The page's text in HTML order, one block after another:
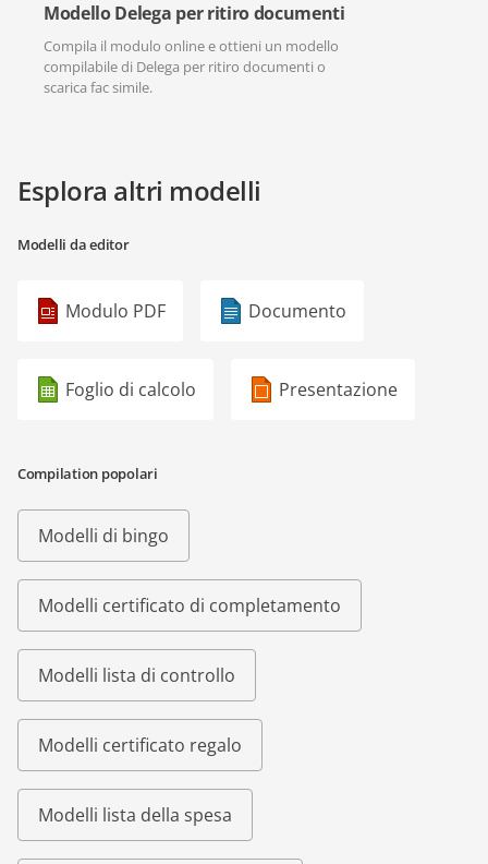
Modello Delega per ritiro documenti
Compila il modulo online e ottieni un modello
compilabile di Delega per ritiro documenti o
scarica fac simile.
Esplora altri modelli
Modelli da editor
Modulo PDF Documento
Foglio di calcolo Presentazione
Compilation popolari
Modelli di bingo
Modelli certificato di completamento
Modelli lista di controllo
Modelli certificato regalo
Modelli lista della spesa